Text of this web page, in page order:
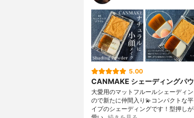
5.00
CANMAKE シェーディングパ
大愛用のマットフルールシェーディ
ので新たに仲間入り💫コンパクトな
イプのシェーディングです！型押し